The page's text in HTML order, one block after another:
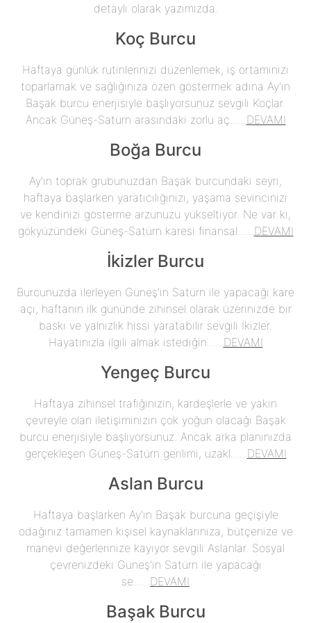
detaylı olarak yazımızda.
Koç Burcu
Haftaya günlük rutinlerinizi düzenlemek, iş ortamınızı
toparlamak ve sağlığınıza özen göstermek adına Ay'ın
Başak burcu enerjisiyle başlıyorsunuz sevgili Koçlar.
Ancak Güneş-Satürn arasındaki zorlu aç...... DEVAMI
Boğa Burcu
Ay'ın toprak grubunuzdan Başak burcundaki seyri,
haftaya başlarken yaratıcılığınızı, yaşama sevincinizi
ve kendinizi gösterme arzunuzu yükseltiyor. Ne var ki,
gökyüzündeki Güneş-Satürn karesi finansal...... DEVAMI
İkizler Burcu
Burcunuzda ilerleyen Güneş'in Satürn ile yapacağı kare
açı, haftanın ilk gününde zihinsel olarak üzerinizde bir
baskı ve yalnızlık hissi yaratabilir sevgili İkizler.
Hayatınızla ilgili almak istediğin...... DEVAMI
Yengeç Burcu
Haftaya zihinsel trafiğinizin, kardeşlerle ve yakın
çevreyle olan iletişiminizin çok yoğun olacağı Başak
burcu enerjisiyle başlıyorsunuz. Ancak arka planınızda
gerçekleşen Güneş-Satürn gerilimi, uzakl...... DEVAMI
Aslan Burcu
Haftaya başlarken Ay'ın Başak burcuna geçişiyle
odağınız tamamen kişisel kaynaklarınıza, bütçenize ve
manevi değerlerinize kayıyor sevgili Aslanlar. Sosyal
çevrenizdeki Güneş'in Satürn ile yapacağı
se...... DEVAMI
Başak Burcu